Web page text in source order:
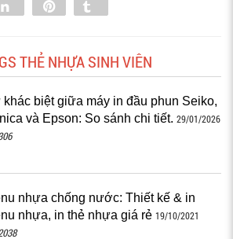
Share
THẺ NHỰA SINH VIÊN
khác biệt giữa máy in đầu phun Seiko,
và Epson: So sánh chi tiết. 29/01/2026
nhựa chống nước: Thiết kế & in
nhựa, in thẻ nhựa giá rẻ 19/10/2021